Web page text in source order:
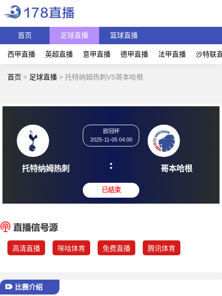
首页 足球直播 篮球直播
西甲直播 英超直播 意甲直播 德甲直播 法甲直播 沙特联
首页 > 足球直播 > 托特纳姆热刺VS哥本哈根
托特纳姆热刺
2025-11-05 04:00
: 哥本
高清直播 咪咕体育 免费直播 腾讯体育
比赛介绍